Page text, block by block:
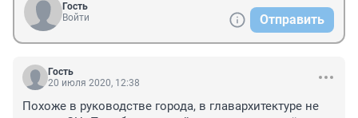
Гость
Войти
Отправить
Гость
20 июля 2020, 12:38
Похоже в руководстве города, в главархитектуре не